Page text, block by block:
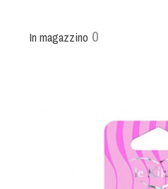
In magazzino 0